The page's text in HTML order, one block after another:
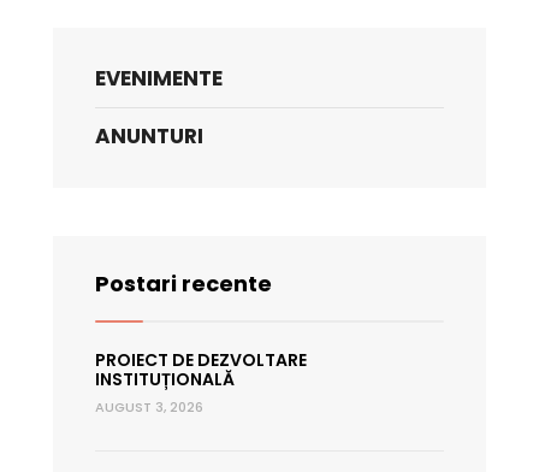
EVENIMENTE
ANUNTURI
Postari recente
PROIECT DE DEZVOLTARE
INSTITUȚIONALĂ
AUGUST 3, 2026